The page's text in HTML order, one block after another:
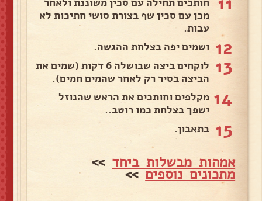
מכן עם סכין שף בצורת סושי חתיכות לא
עבות.
12 ושמים יפה בצלחת ההגשה.
13
לוקחים ביצה שבושלה 6 דקות (שמים את
הביצה בסיר רק לאחר שהמים חמים).
14 מקלפים וחותכים את הראש שהנוזל
ישפך בצלחת כמו רוטב..
15 בתאבון.
אמהות מבשלות ביחד >>
מתכונים נוספים>>